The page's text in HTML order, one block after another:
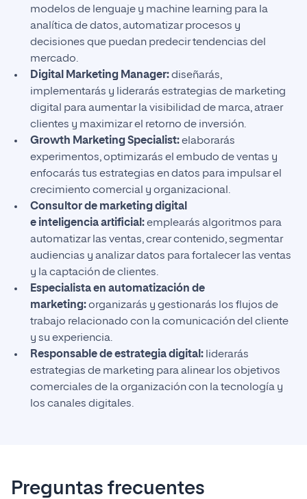
modelos de lenguaje y machine learning para la
analítica de datos, automatizar procesos y
decisiones que puedan predecir tendencias del
mercado.
Digital Marketing Manager:diseñarás,
implementarás y liderarás estrategias de marketing
digital para aumentar la visibilidad de marca, atraer
clientes y maximizar el retorno de inversión.
Growth Marketing Specialist:elaborarás
experimentos, optimizarás el embudo de ventas y
enfocarás tus estrategias en datos para impulsar el
crecimiento comercial y organizacional.
Consultor de marketing digital
e inteligencia artificial:emplearás algoritmos para
automatizar las ventas, crear contenido, segmentar
audiencias y analizar datos para fortalecer las ventas
y la captación de clientes.
Especialista en automatización de
marketing:organizarás y gestionarás los flujos de
trabajo relacionado con la comunicación del cliente
y su experiencia.
Responsable de estrategia digital: liderarás
estrategias de marketing para alinear los objetivos
comerciales de la organización con la tecnología y
los canales digitales.
Preguntas frecuentes